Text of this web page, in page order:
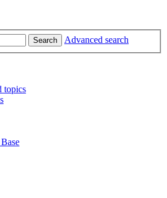
Search Advanced search
topics